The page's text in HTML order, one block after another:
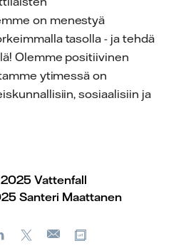
on menestyä
tasolla - ja tehdä
Olemme positiivinen
ytimessä on
sosiaalisiin ja
Vattenfall
Santeri Maattanen
LinkedIn
Sähköposti